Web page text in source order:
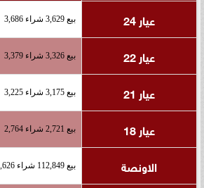
عيار 24
بيع 3,629 شراء 3,686
عيار 22 بيع 3,326 شراء 3,379
عيار 21 بيع 3,175 شراء 3,225
عيار 18 بيع 2,721 شراء 2,764
الاونصة بيع 112,849 شراء 114,626